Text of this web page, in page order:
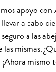
apoyo
a cabo
a las
las mismas.
mismo